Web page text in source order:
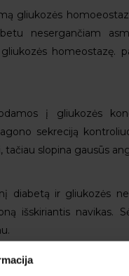
gliukozės
nesergančiam
homeostazę.
į gliukozės
sekreciją
slopina gausūs
diabetą ir gliukozės
išskiriantis navikas.